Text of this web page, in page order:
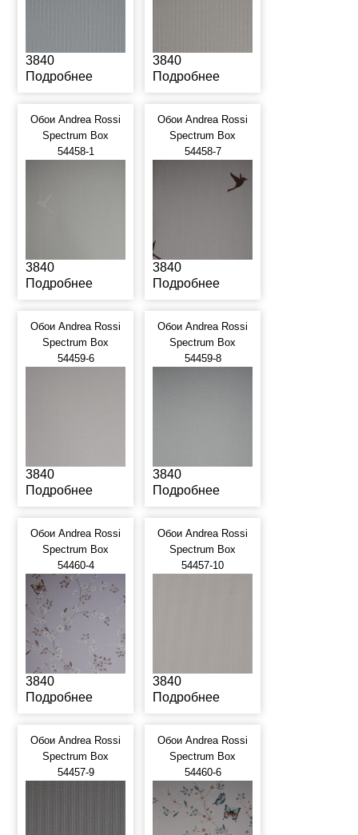
3840
Подробнее
3840
Подробнее
Обои Andrea Rossi
Spectrum Box
54458-1
3840
Подробнее
Обои Andrea Rossi
Spectrum Box
54458-7
3840
Подробнее
Обои Andrea Rossi
Spectrum Box
54459-6
3840
Подробнее
Обои Andrea Rossi
Spectrum Box
54459-8
3840
Подробнее
Обои Andrea Rossi
Spectrum Box
54460-4
3840
Подробнее
Обои Andrea Rossi
Spectrum Box
54457-10
3840
Подробнее
Обои Andrea Rossi
Spectrum Box
54457-9
Обои Andrea Rossi
Spectrum Box
54460-6